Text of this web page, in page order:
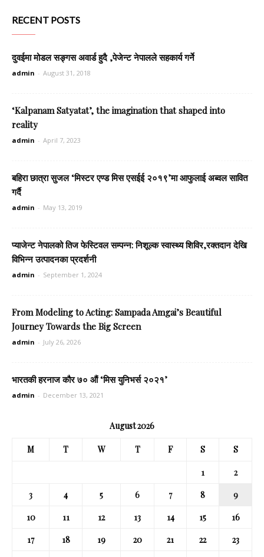
RECENT POSTS
दुवईमा मोडल सङ्गस अवार्ड हुदै ,पेजेन्ट नेपालले सहकार्य गर्ने
admin - August 31, 2018
‘Kalpanam Satyatat’, the imagination that shaped into
reality
admin - April 7, 2023
बहिरा छात्रा सुजल ‘मिस्टर एण्ड मिस एसईई २०१९’मा आफुलाई अब्वल सावित
गर्दै
admin - May 13, 2019
प्याजेन्ट नेपालको तिज फेस्टिवल सम्पन्न: निशूल्क स्वास्थ्य शिविर,रक्तदान देखि
विभिन्न उत्पादनका प्रदर्शनी
admin - September 1, 2024
From Modeling to Acting: Sampada Amgai’s Beautiful
Journey Towards the Big Screen
admin - July 26, 2026
भारतकी हरनाज कौर ७० औं ‘मिस युनिभर्स २०२१’
admin - December 13, 2021
August 2026
M T W T F S S
1
2
3
4 5 6 7 8
9
10
11 12 13 14 15
16
17
18 19 20 21 22
23